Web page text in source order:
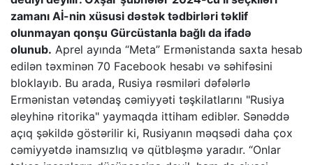
zamanı Aİ-nin xüsusi dəstək tədbirləri təklif
olunmayan qonşu Gürcüstanla bağlı da ifadə
olunub. Aprel ayında “Meta” Ermənistanda saxta hesab
edilən təxminən 70 Facebook hesabı və səhifəsini
bloklayıb. Bu arada, Rusiya rəsmiləri dəfələrlə
Ermənistan vətəndaş cəmiyyəti təşkilatlarını "Rusiya
əleyhinə ritorika" yaymaqda ittiham ediblər. Sənəddə
açıq şəkildə göstərilir ki, Rusiyanın məqsədi daha çox
cəmiyyətdə inamsızlıq və qütbləşmə yaradır. “Onlar